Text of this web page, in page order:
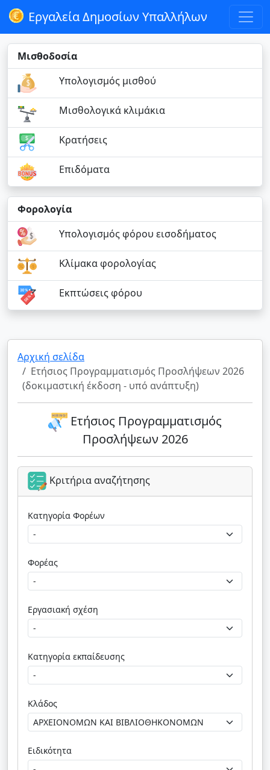
Εργαλεία Δημοσίων Υπαλλήλων
Μισθοδοσία
Υπολογισμός μισθού
Μισθολογικά κλιμάκια
Κρατήσεις
Επιδόματα
Φορολογία
Υπολογισμός φόρου εισοδήματος
Κλίμακα φορολογίας
Εκπτώσεις φόρου
Αρχική σελίδα
Ετήσιος Προγραμματισμός Προσλήψεων 2026
(δοκιμαστική έκδοση - υπό ανάπτυξη)
Ετήσιος Προγραμματισμός
Προσλήψεων 2026
Κριτήρια αναζήτησης
Κατηγορία Φορέων
Φορέας
Εργασιακή σχέση
Κατηγορία εκπαίδευσης
Κλάδος
Ειδικότητα